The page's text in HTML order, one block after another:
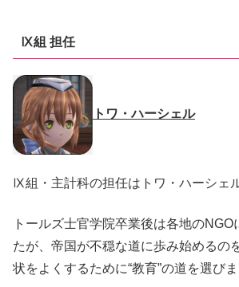
Ⅸ組 担任
トワ・ハーシェル
Ⅸ組・主計科の担任はトワ・ハーシェル
トールズ士官学院卒業後は各地のNGO
たが、帝国が不穏な道に歩み始めるの
状をよくするために“教育”の道を選びま